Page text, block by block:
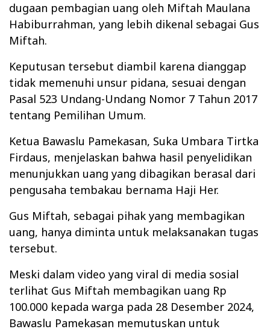
dugaan pembagian uang oleh Miftah Maulana
Habiburrahman, yang lebih dikenal sebagai Gus
Miftah.
Keputusan tersebut diambil karena dianggap
tidak memenuhi unsur pidana, sesuai dengan
Pasal 523 Undang-Undang Nomor 7 Tahun 2017
tentang Pemilihan Umum.
Ketua Bawaslu Pamekasan, Suka Umbara Tirtka
Firdaus, menjelaskan bahwa hasil penyelidikan
menunjukkan uang yang dibagikan berasal dari
pengusaha tembakau bernama Haji Her.
Gus Miftah, sebagai pihak yang membagikan
uang, hanya diminta untuk melaksanakan tugas
tersebut.
Meski dalam video yang viral di media sosial
terlihat Gus Miftah membagikan uang Rp
100.000 kepada warga pada 28 Desember 2024,
Bawaslu Pamekasan memutuskan untuk